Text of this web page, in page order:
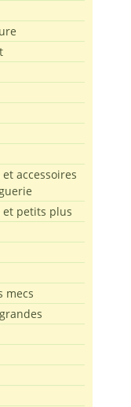
accessoires
et petits plus
mecs